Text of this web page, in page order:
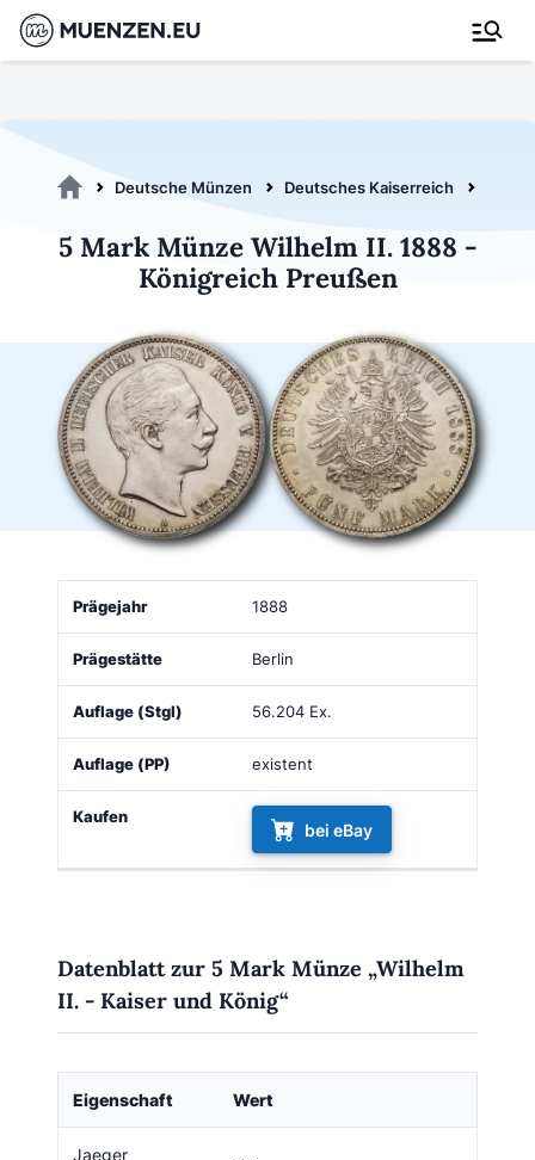
Deutsche Münzen Deutsches Kaiserreich
5 Mark Münze Wilhelm II. 1888 -
Königreich Preußen
Prägejahr Prägestätte
(Stgl)
(PP)
1888
Berlin
56.204 Ex.
existent
bei eBay
Datenblatt zur 5 Mark Münze „Wilhelm
II. - Kaiser und König“
Eigenschaft Wert
Jaeger